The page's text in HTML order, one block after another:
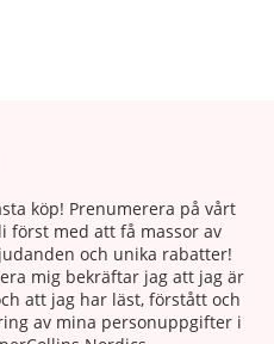
köp! Prenumerera på vårt
först med att få massor av
och unika rabatter!
mig bekräftar jag att jag är
att jag har läst, förstått och
av mina personuppgifter i